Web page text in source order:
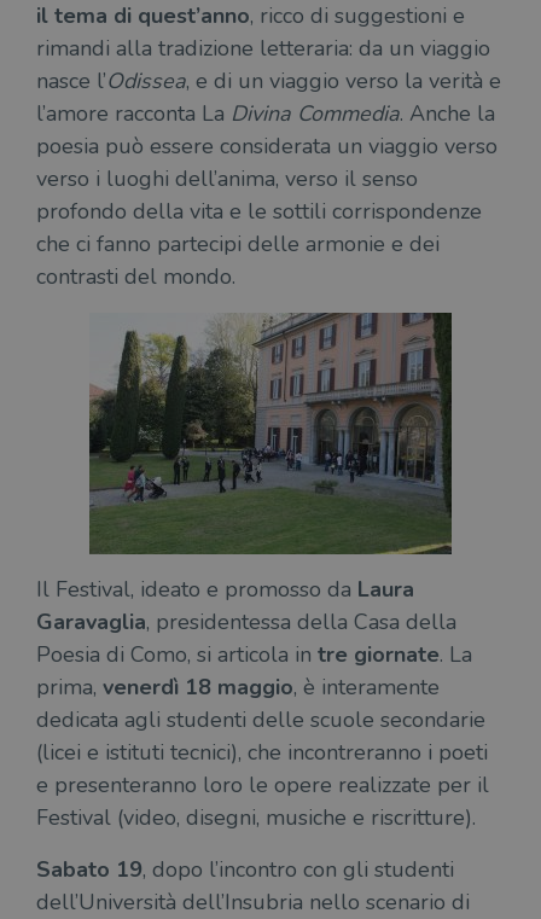
il tema di quest’anno, ricco di suggestioni e
rimandi alla tradizione letteraria: da un viaggio
nasce l’Odissea, e di un viaggio verso la verità e
l’amore racconta La Divina Commedia. Anche la
poesia può essere considerata un viaggio verso
verso i luoghi dell’anima, verso il senso
profondo della vita e le sottili corrispondenze
che ci fanno partecipi delle armonie e dei
contrasti del mondo.
Il Festival, ideato e promosso da Laura
Garavaglia, presidentessa della Casa della
Poesia di Como, si articola in tre giornate. La
prima, venerdì 18 maggio, è interamente
dedicata agli studenti delle scuole secondarie
(licei e istituti tecnici), che incontreranno i poeti
e presenteranno loro le opere realizzate per il
Festival (video, disegni, musiche e riscritture).
Sabato 19, dopo l’incontro con gli studenti
dell’Università dell’Insubria nello scenario di